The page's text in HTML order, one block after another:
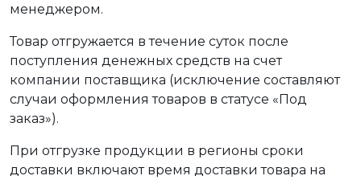
менеджером.
Товар отгружается в течение суток после
поступления денежных средств на счет
компании поставщика (исключение составляют
случаи оформления товаров в статусе «Под
заказ»).
При отгрузке продукции в регионы сроки
доставки включают время доставки товара на